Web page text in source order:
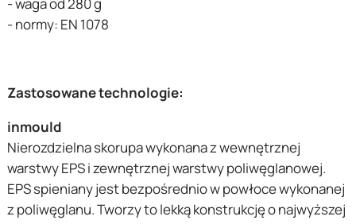
- normy: EN 1078
Zastosowane technologie:
inmould
Nierozdzielna skorupa wykonana z wewnętrznej
warstwy EPS i zewnętrznej warstwy poliwęglanowej.
EPS spieniany jest bezpośrednio w powłoce wykonanej
z poliwęglanu. Tworzy to lekką konstrukcję o najwyższej